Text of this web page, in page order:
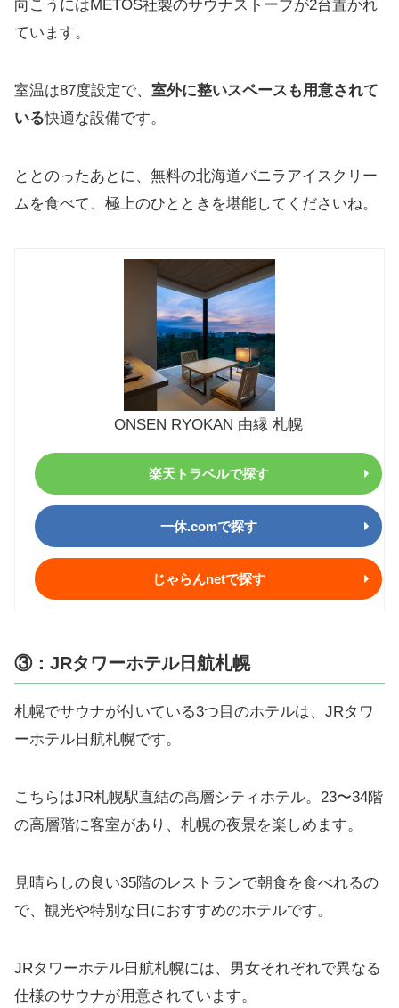
向こうにはMETOS社製のサウナストーブが2台置かれ
ています。
室温は87度設定で、 室外に整いスペースも用意されて
いる快適な設備です。
ととのったあとに、無料の北海道バニラアイスクリー
ムを食べて、極上のひとときを堪能してくださいね。
ONSEN RYOKAN 由縁 札幌
楽天トラベルで探す
一休.comで探す
じゃらんnetで探す
③：JRタワーホテル日航札幌
札幌でサウナが付いている3つ目のホテルは、JRタワ
ーホテル日航札幌です。
こちらはJR札幌駅直結の高層シティホテル。23〜34階
の高層階に客室があり、札幌の夜景を楽しめます。
見晴らしの良い35階のレストランで朝食を食べれるの
で、観光や特別な日におすすめのホテルです。
JRタワーホテル日航札幌には、男女それぞれで異なる
仕様のサウナが用意されています。